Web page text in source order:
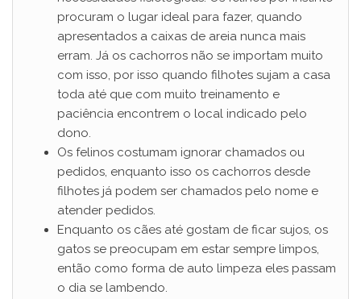
procuram o lugar ideal para fazer, quando
apresentados a caixas de areia nunca mais
erram. Já os cachorros não se importam muito
com isso, por isso quando filhotes sujam a casa
toda até que com muito treinamento e
paciência encontrem o local indicado pelo
dono.
Os felinos costumam ignorar chamados ou
pedidos, enquanto isso os cachorros desde
filhotes já podem ser chamados pelo nome e
atender pedidos.
Enquanto os cães até gostam de ficar sujos, os
gatos se preocupam em estar sempre limpos,
então como forma de auto limpeza eles passam
o dia se lambendo.